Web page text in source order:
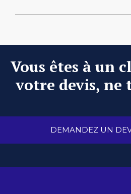
Vous êtes à un
votre devis, ne
DEMANDEZ UN